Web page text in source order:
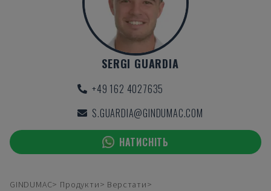
SERGI GUARDIA
+49 162 4027635
S.GUARDIA@GINDUMAC.COM
НАТИСНІТЬ
GINDUMAC Продукти
Верстати